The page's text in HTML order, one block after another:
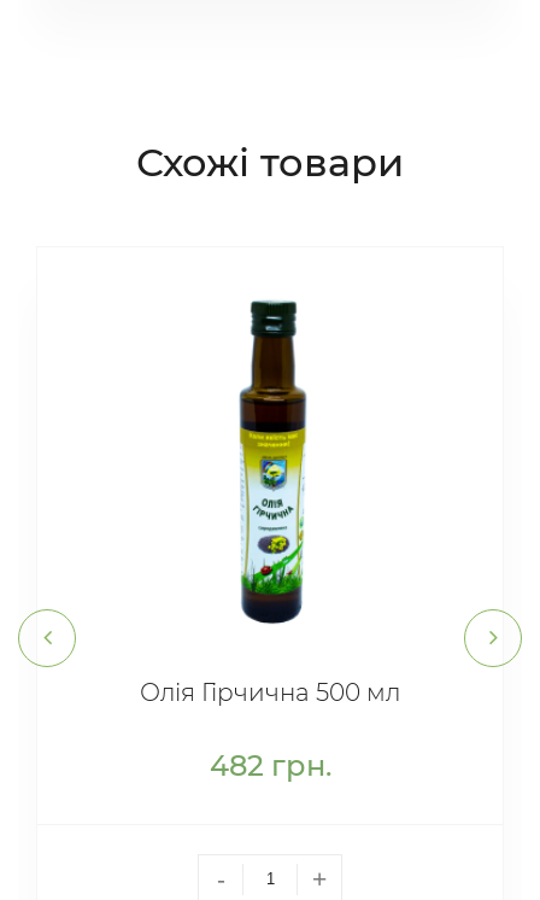
Схожі товари
Олія Гірчична 500 мл
482 грн.
- +